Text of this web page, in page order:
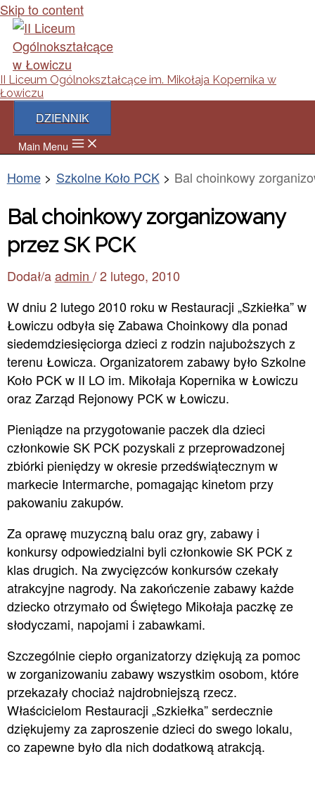
Skip to content
II Liceum Ogólnokształcące im. Mikołaja Kopernika w
Łowiczu
DZIENNIK
Main Menu
Home Szkolne Koło PCK Bal choinkowy
Bal choinkowy zorganizowany
przez SK PCK
Dodał/a admin /2 lutego, 2010
W dniu 2 lutego 2010 roku w Restauracji „Szkiełka” w
Łowiczu odbyła się Zabawa Choinkowy dla ponad
siedemdziesięciorga dzieci z rodzin najuboższych z
terenu Łowicza. Organizatorem zabawy było Szkolne
Koło PCK w II LO im. Mikołaja Kopernika w Łowiczu
oraz Zarząd Rejonowy PCK w Łowiczu.
Pieniądze na przygotowanie paczek dla dzieci
członkowie SK PCK pozyskali z przeprowadzonej
zbiórki pieniędzy w okresie przedświątecznym w
markecie Intermarche, pomagając kinetom przy
pakowaniu zakupów.
Za oprawę muzyczną balu oraz gry, zabawy i
konkursy odpowiedzialni byli członkowie SK PCK z
klas drugich. Na zwycięzców konkursów czekały
atrakcyjne nagrody. Na zakończenie zabawy każde
dziecko otrzymało od Świętego Mikołaja paczkę ze
słodyczami, napojami i zabawkami.
Szczególnie ciepło organizatorzy dziękują za pomoc
w zorganizowaniu zabawy wszystkim osobom, które
przekazały chociaż najdrobniejszą rzecz.
Właścicielom Restauracji „Szkiełka” serdecznie
dziękujemy za zaproszenie dzieci do swego lokalu,
co zapewne było dla nich dodatkową atrakcją.